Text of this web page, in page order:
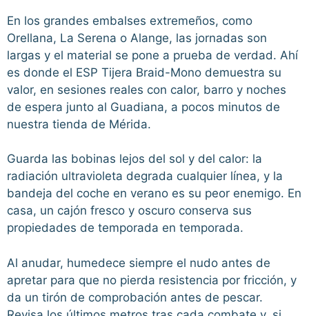
En los grandes embalses extremeños, como
Orellana, La Serena o Alange, las jornadas son
largas y el material se pone a prueba de verdad. Ahí
es donde el ESP Tijera Braid-Mono demuestra su
valor, en sesiones reales con calor, barro y noches
de espera junto al Guadiana, a pocos minutos de
nuestra tienda de Mérida.
Guarda las bobinas lejos del sol y del calor: la
radiación ultravioleta degrada cualquier línea, y la
bandeja del coche en verano es su peor enemigo. En
casa, un cajón fresco y oscuro conserva sus
propiedades de temporada en temporada.
Al anudar, humedece siempre el nudo antes de
apretar para que no pierda resistencia por fricción, y
da un tirón de comprobación antes de pescar.